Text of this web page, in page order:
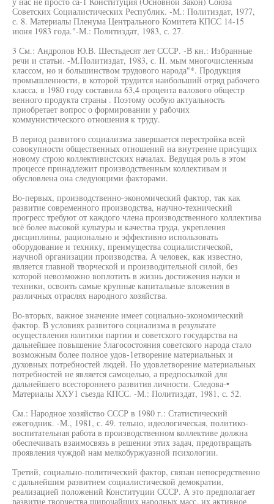
Советских Социалистических Республик. -М.: Политиздат, 1977,
с. 8. Материалы Пленума Центрального Комитета КПСС 14-15
июня 1983 года."-М.: Политиздат, 1983, с. 27.
3 См.: Андропов Ю.В. Шестьдесят лет СССР. -В кн.: Избранные
речи и статьи. -М.Политиздат, 1983, с. II. мым многочисленным
классом, но и большинством трудового народа"*. Продукция
промышленности, в которой трудится наибольший отряд рабочего
класса, в 1980 году составила 63,4 процента валового общестр
венного продукта страны . Поэтому особую актуальность
приобретает вопрос о формировании у рабочих
коммунистического отношения к труду.
В период развитого социализма завершается перестройка всей
совокупности общественных отношений на внутренне присущих
новому строю коллективистских началах. Ведущая роль в этом
процессе принадлежит производственным коллективам и
обусловлена она следующими факторами.
Во-первых, производственно-экономический фактор, так как
развитие современного производства, научно-технический
прогресс требуют от каждого члена производственного коллектива
всё более высокой культуры и качества труда, укрепления
дисциплины, рационально и эффективно использовать
оборудование и технику, преимущества социалистической,
научной организации производства. А человек, как известно,
является главной творческой и производительной силой, без
которой невозможно воплотить в жизнь достижения науки и
техники, освоить самые крупные капитальные вложения в
различных отраслях народного хозяйства.
Во-вторых, важное значение имеет социально-экономический
фактор. В условиях развитого социализма в результате
осуществления юлитики партии и советского государства на
дальнейшее повышение 5лагосостояния советского народа стало
возможным более полное удов-1етворение материальных и
духовных потребностей людей. Но удовлетворение материальных
потребностей не является самоцелью, а предпосылкой для
дальнейшего всестороннего развития личности. Следова-•
Материалы ХХУ1 съезда КПСС. -М.: Политиздат, 1981, с. 52.
См.: Народное хозяйство СССР в 1980 г.: Статистический
ежегодник. -М., 1981, с. 49. тельно, идеологическая, политико-
воспитательная работа в производственном коллективе должна
обеспечивать взаимосвязь в решении этих задач, предотвращать
проявления чуждой нам мелкобуржуазной психологии.
Третий, социально-политический фактор, связан непосредственно
с дальнейшим развитием социалистической демократии,
реализацией положений Конституции СССР. А это предполагает
развитие творчества широчайших народных масс, их активное